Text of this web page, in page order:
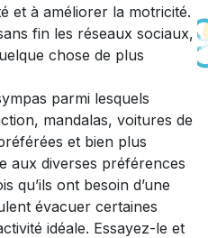
et à améliorer la motricité.
fin les réseaux sociaux,
chose de plus
parmi lesquels
mandalas, voitures de
et bien plus
aux diverses préférences
qu’ils ont besoin d’une
évacuer certaines
idéale. Essayez-le et